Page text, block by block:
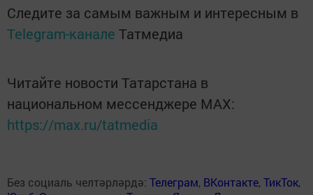
Следите за самым важным и интересным в
Telegram-канале Татмедиа
Читайте новости Татарстана в
национальном мессенджере MАХ:
https://max.ru/tatmedia
Без социаль челтәрләрдә: Телеграм, ВКонтакте,ТикТок,